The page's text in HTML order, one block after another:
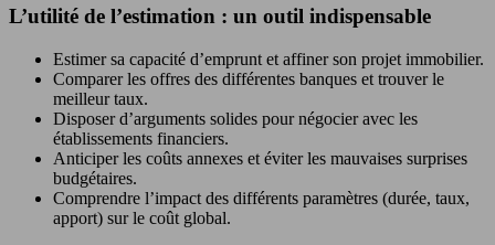
L’utilité de l’estimation : un outil indispensable
Estimer sa capacité d’emprunt et affiner son projet immobilier.
Comparer les offres des différentes banques et trouver le
meilleur taux.
Disposer d’arguments solides pour négocier avec les
établissements financiers.
Anticiper les coûts annexes et éviter les mauvaises surprises
budgétaires.
Comprendre l’impact des différents paramètres (durée, taux,
apport) sur le coût global.